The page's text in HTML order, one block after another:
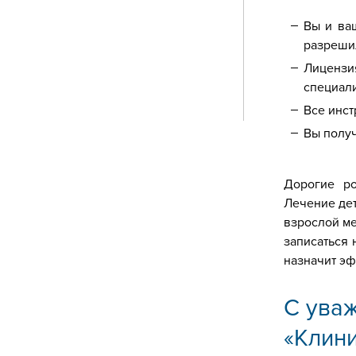
Вы и
Все
Вы
Дорогие
Лечение
взрослой
назначит
С